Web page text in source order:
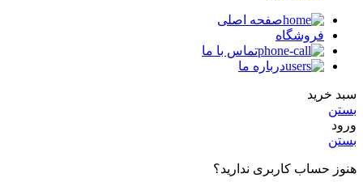
صفحه اصلی
فروشگاه
تماس با ما
درباره ما
سبد خرید
بستن
ورود
بستن
هنوز حساب کاربری ندارید؟